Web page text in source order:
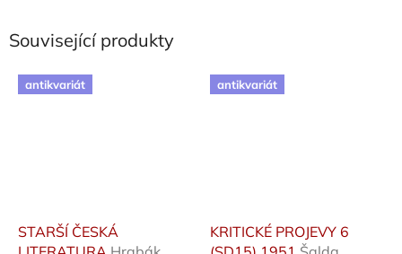
Související produkty
antikvariát
STARŠÍ ČESKÁ
antikvariát
KRITICKÉ PROJEVY 6